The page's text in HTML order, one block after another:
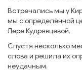
Встречались мы у
мы с определённой
Лере Кудрявцевой.
Спустя несколько
слова и решила их
неудачным.